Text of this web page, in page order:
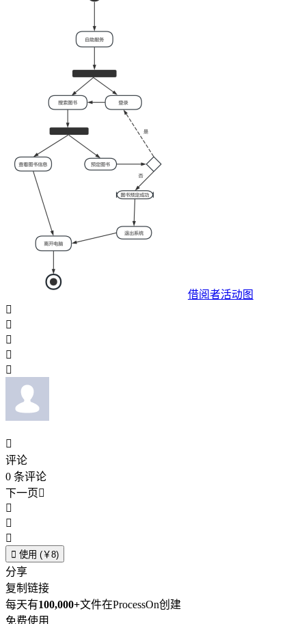
借阅者活动图






评论
0 条评论
下一页



 使用 (￥8)
分享
复制链接
每天有100,000+文件在ProcessOn创建
免费使用